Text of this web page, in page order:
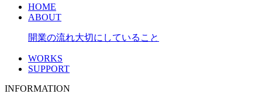
HOME
ABOUT
開業の流れ大切にしていること
WORKS
SUPPORT
INFORMATION